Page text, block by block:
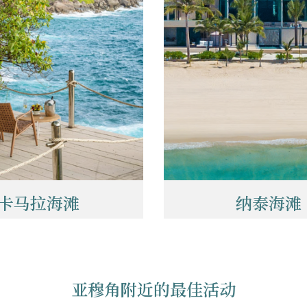
马拉海滩 纳泰海滩
亚穆角附近的最佳活动